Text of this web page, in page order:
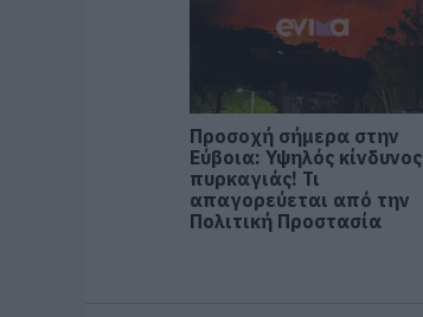
Προσοχή σήμερα στην
Εύβοια: Υψηλός κίνδυνος
πυρκαγιάς! Τι
απαγορεύεται από την
Πολιτική Προστασία